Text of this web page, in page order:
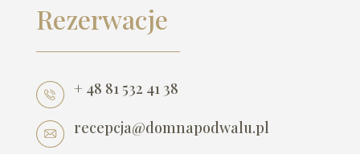
Rezerwacje
+ 48 81 532 41 38
recepcja@domnapodwalu.pl